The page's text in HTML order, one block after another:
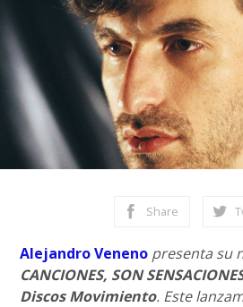
Share
Alejandro Veneno presenta su
CANCIONES, SON
Discos Movimiento. Este